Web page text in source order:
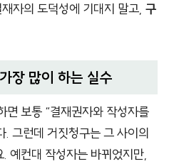
자의 도덕성에 기대지 말고, 구
장 많이 하는 실수
면 보통 “결재권자와 작성자를
. 그런데 거짓청구는 그 사이의
예컨대 작성자는 바뀌었지만,